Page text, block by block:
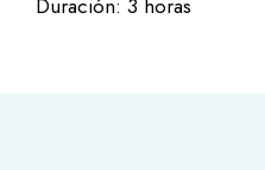
Duración: 3 horas